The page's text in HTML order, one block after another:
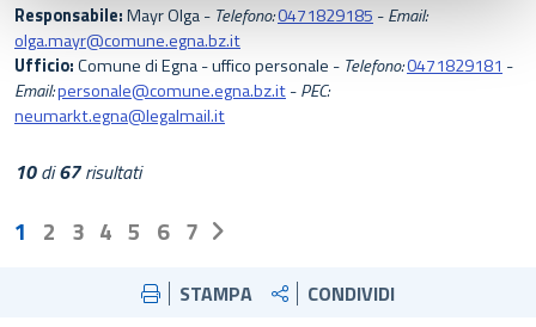
Responsabile:Mayr Olga - Telefono:0471829185 -Email:
olga.mayr@comune.egna.bz.it
Ufficio:Comune di Egna - uffico personale - Telefono:0471829181 -
Email:personale@comune.egna.bz.it-PEC:
neumarkt.egna@legalmail.it
10di67risultati
1 (current)
2 3 4 5 6 7
STAMPA CONDIVIDI